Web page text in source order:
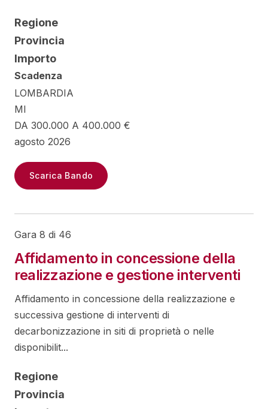
Regione
Provincia
Importo
Scadenza
LOMBARDIA
MI
DA 300.000 A 400.000 €
agosto 2026
Scarica Bando
Gara 8 di 46
Affidamento in concessione della
realizzazione e gestione interventi
Affidamento in concessione della realizzazione e
successiva gestione di interventi di
decarbonizzazione in siti di proprietà o nelle
disponibilit...
Regione
Provincia